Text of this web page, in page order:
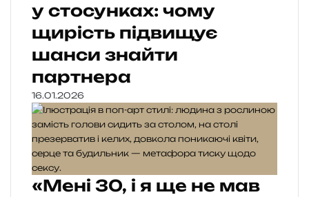
у стосунках: чому
щирість підвищує
шанси знайти
партнера
16.01.2026
«Мені 30, і я ще не мав